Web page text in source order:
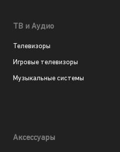
ТВ и Аудио
Телевизоры
Игровые телевизоры
Музыкальные системы
Аксессуары